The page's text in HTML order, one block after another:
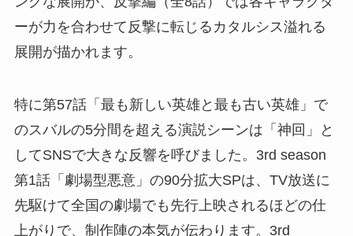
ーが力を合わせて反撃に転じるカタルシス溢れる
展開が描かれます。
特に第57話「最も新しい英雄と最も古い英雄」で
のスバルの5分間を超える演説シーンは「神回」と
してSNSで大きな反響を呼びました。3rd season
第1話「劇場型悪意」の90分拡大SPは、TV放送に
先駆けて全国の劇場でも先行上映されるほどの仕
上がりで、制作陣の本気が伝わります。3rd